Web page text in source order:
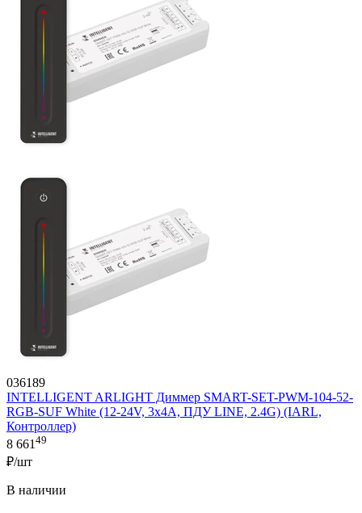
036189
INTELLIGENT ARLIGHT Диммер SMART-SET-PWM-104-52-
RGB-SUF White (12-24V, 3x4A, ПДУ LINE, 2.4G) (IARL,
Контроллер)
8 66149
₽/шт
В наличии